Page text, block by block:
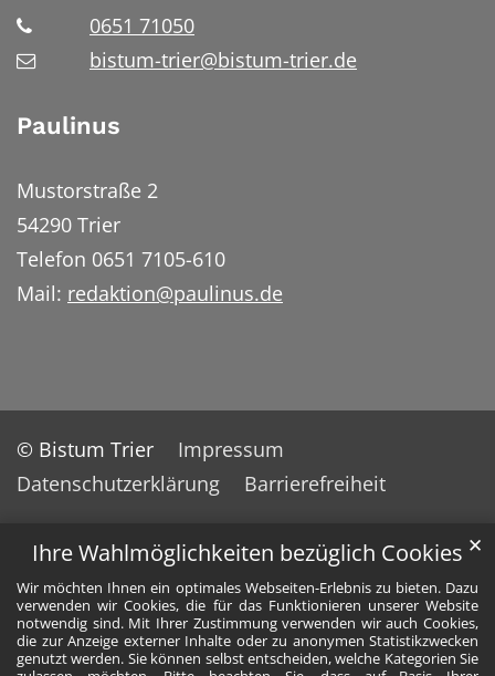
Ihre Wahlmöglichkeiten bezüglich Cookies
Wir möchten Ihnen ein optimales Webseiten-Erlebnis zu bieten. Dazu
verwenden wir Cookies, die für das Funktionieren unserer Website
notwendig sind. Mit Ihrer Zustimmung verwenden wir auch Cookies,
die zur Anzeige externer Inhalte oder zu anonymen Statistikzwecken
genutzt werden. Sie können selbst entscheiden, welche Kategorien Sie
✕
0651 71050
bistum-trier@bistum-trier.de
Paulinus
Mustorstraße 2
54290 Trier
Telefon 0651 7105-610
Mail: redaktion@paulinus.de
© Bistum Trier
Impressum
Datenschutzerklärung
Barrierefreiheit